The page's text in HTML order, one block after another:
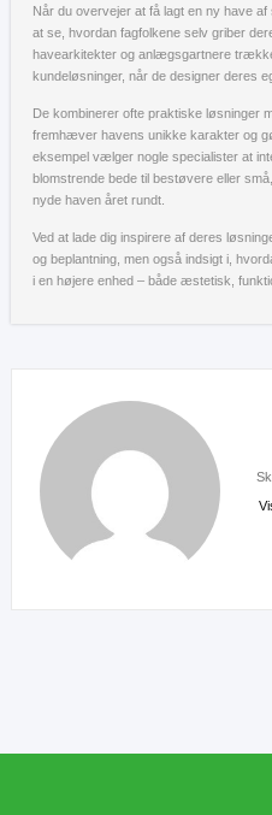
Når du overvejer at få lagt en ny have
at se, hvordan fagfolkene selv griber
havearkitekter og anlægsgartnere
kundeløsninger, når de designer deres
De kombinerer ofte praktiske løsninger
fremhæver havens unikke karakter og
eksempel vælger nogle specialister at
blomstrende bede til bestøvere eller
nyde haven året rundt.
Ved at lade dig inspirere af deres
og beplantning, men også indsigt i,
i en højere enhed – både æstetisk,